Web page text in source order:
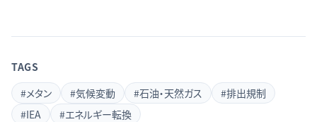
TAGS
#メタン #気候変動 #石油・天然ガス #排出規制
#IEA #エネルギー転換